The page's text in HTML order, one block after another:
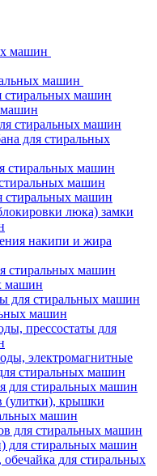
машин
машин
стиральных машин
стиральных машин
для стиральных
стиральных машин
машин
стиральных машин
люка) замки
накипи и жира
стиральных машин
машин
для стиральных машин
машин
прессостаты для
электромагнитные
стиральных машин
для стиральных машин
(улитки), крышки
машин
для стиральных машин
для стиральных машин
для стиральных